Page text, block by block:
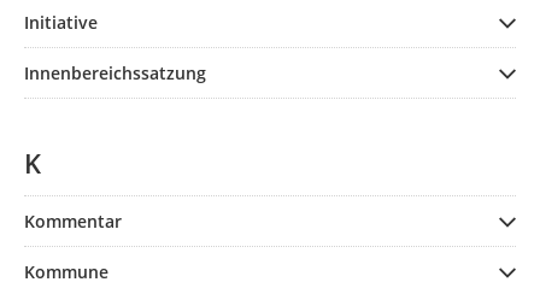
Initiative
Innenbereichssatzung
K
Kommentar
Kommune